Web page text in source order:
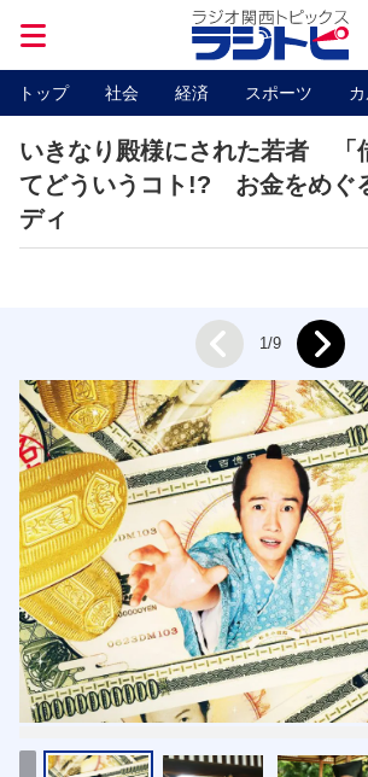
トップ 社会 経済 スポーツ
いきなり殿様にされた若者 「
てどういうコト!? お金をめぐ
ディ
Prev 1/9